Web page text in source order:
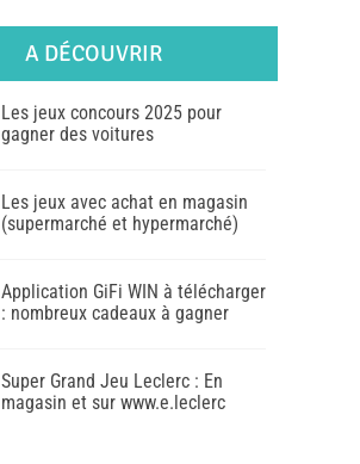
A DÉCOUVRIR
Les jeux concours 2025 pour
gagner des voitures
Les jeux avec achat en magasin
(supermarché et hypermarché)
Application GiFi WIN à télécharger
: nombreux cadeaux à gagner
Super Grand Jeu Leclerc : En
magasin et sur www.e.leclerc